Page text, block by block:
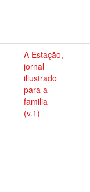
A Estação,
jornal
illustrado
para a
familia
(v.1)
-